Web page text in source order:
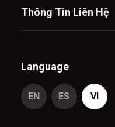
Thông Tin Liên Hệ
Language
EN ES VI